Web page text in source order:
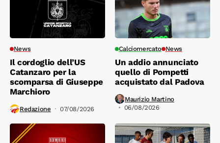
News
Il cordoglio dell’US
Catanzaro per la
scomparsa di Giuseppe
Marchioro
Redazione 07/08/2026
Calciomercato News
Un addio annunciato
quello di Pompetti
acquistato dal Padova
Maurizio Martino
06/08/2026